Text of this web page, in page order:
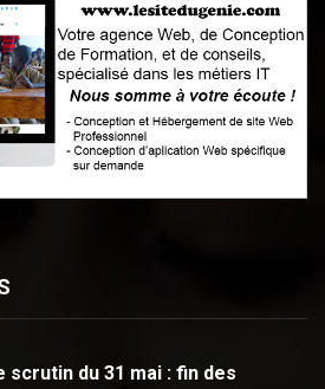
scrutin du 31 mai : fin des